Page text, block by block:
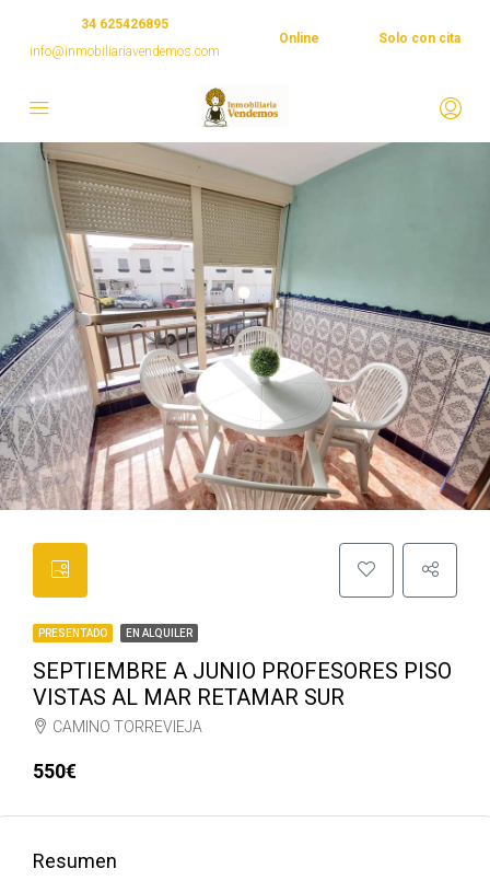
34 625426895
info@inmobiliariavendemos.com
Online Solo con cita
PRESENTADO EN ALQUILER
SEPTIEMBRE A JUNIO PROFESORES PISO
VISTAS AL MAR RETAMAR SUR
CAMINO TORREVIEJA
550€
Resumen